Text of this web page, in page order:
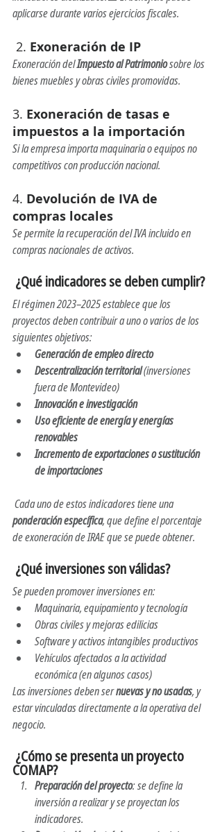
aplicarse durante varios ejercicios fiscales.
2. Exoneración de IP
Exoneración del Impuesto al Patrimonio sobre los
bienes muebles y obras civiles promovidas.
3. Exoneración de tasas e
impuestos a la importación
Si la empresa importa maquinaria o equipos no
competitivos con producción nacional.
4. Devolución de IVA de
compras locales
Se permite la recuperación del IVA incluido en
compras nacionales de activos.
¿Qué indicadores se deben cumplir?
El régimen 2023–2025 establece que los
proyectos deben contribuir a uno o varios de los
siguientes objetivos:
Generación de empleo directo
Descentralización territorial (inversiones
fuera de Montevideo)
Innovación e investigación
Uso eficiente de energía y energías
renovables
Incremento de exportaciones o sustitución
de importaciones
Cada uno de estos indicadores tiene una
ponderación específica, que define el porcentaje
de exoneración de IRAE que se puede obtener.
¿Qué inversiones son válidas?
Se pueden promover inversiones en:
Maquinaria, equipamiento y tecnología
Obras civiles y mejoras edilicias
Software y activos intangibles productivos
Vehículos afectados a la actividad
económica (en algunos casos)
Las inversiones deben ser nuevas y no usadas, y
estar vinculadas directamente a la operativa del
negocio.
COMAP?
Preparación del proyecto: se define la
inversión a realizar y se proyectan los
indicadores.